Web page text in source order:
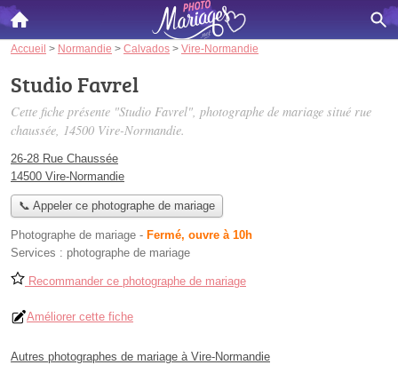
Accueil > Normandie > Calvados > Vire-Normandie
Studio Favrel
Cette fiche présente "Studio Favrel", photographe de mariage situé rue
chaussée, 14500 Vire-Normandie.
26-28 Rue Chaussée
14500 Vire-Normandie
📞 Appeler ce photographe de mariage
Photographe de mariage - Fermé, ouvre à 10h
Services : photographe de mariage
Recommander ce photographe de mariage
Améliorer cette fiche
Autres photographes de mariage à Vire-Normandie